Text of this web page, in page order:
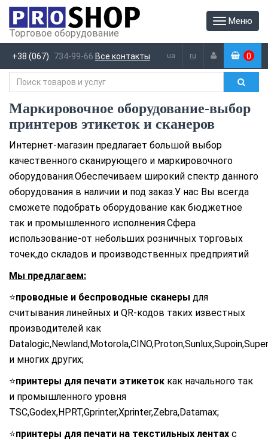
Меню
Торговое оборудование
+38 (067) 734-99-66 Все контакты ua ru (0 )
Маркировочное оборудование-выбор
принтеров этикеток и сканеров
Интернет-магазин предлагает большой выбор
качественного сканирующего и маркировочного
оборудования.Обеспечиваем широкий спектр данного
оборудования в наличии и под заказ.У нас Вы всегда
сможете подобрать оборудование как бюджетное
так и промышленного исполнения.Сфера
использование-от небольших розничных торговых
точек,до складов и производственных предприятий
Мы предлагаем:
⭐проводные и беспроводные сканеры для
считывания линейных и QR-кодов таких известных
производителей как
и многих других;
⭐принтеры для печати этикеток как начального так
и промышленного уровня
TSC,Godex,HPRT,Gprinter,Xprinter,Zebra,Datamax;
⭐принтеры для печати на текстильных лентах с